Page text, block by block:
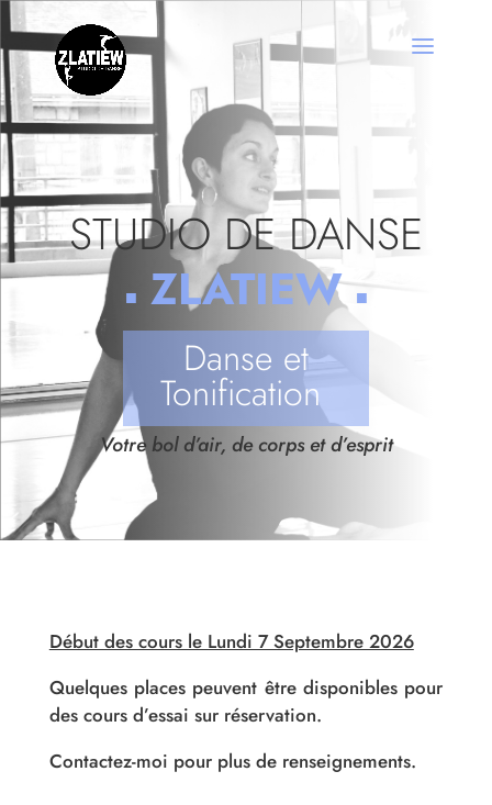
STUDIO DE DANSE
■ ZLATIEW■
Danse et
Tonification
Votre bol d’air, de corps et d’esprit
Début des cours le Lundi 7 Septembre 2026
Quelques places peuvent être disponibles pour
des cours d’essai sur réservation.
Contactez-moi pour plus de renseignements.